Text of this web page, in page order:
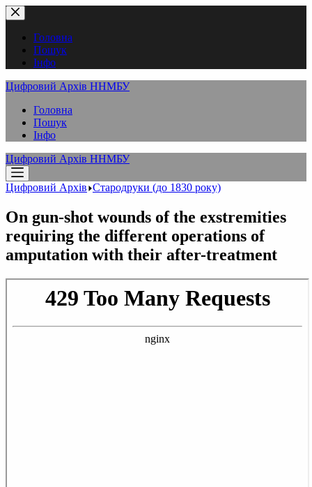
Перейти
до
вмістуГоловна
Пошук
Інфо
Цифровий Архів ННМБУ
Головна
Пошук
Інфо
Цифровий Архів ННМБУ
Цифровий Архів Стародруки (до 1830 року)
On gun-shot wounds of the exstremities
requiring the different operations of
amputation with their after-treatment